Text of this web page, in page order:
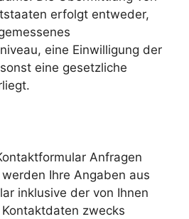
erfolgt entweder,
eine Einwilligung der
eine gesetzliche
Anfragen
Ihre Angaben aus
inklusive der von Ihnen
zwecks